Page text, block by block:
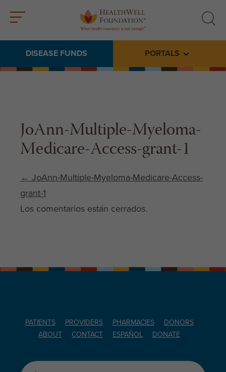
search
DISEASE FUNDS PORTALS Toggle
JoAnn-Multiple-Myeloma-
Medicare-Access-grant-1
Post navigation
← JoAnn-Multiple-Myeloma-Medicare-Access-
grant-1
Los comentarios están cerrados.
PATIENTS PROVIDERS PHARMACIES
DONORS
ABOUT
CONTACT ESPAÑOL DONATE